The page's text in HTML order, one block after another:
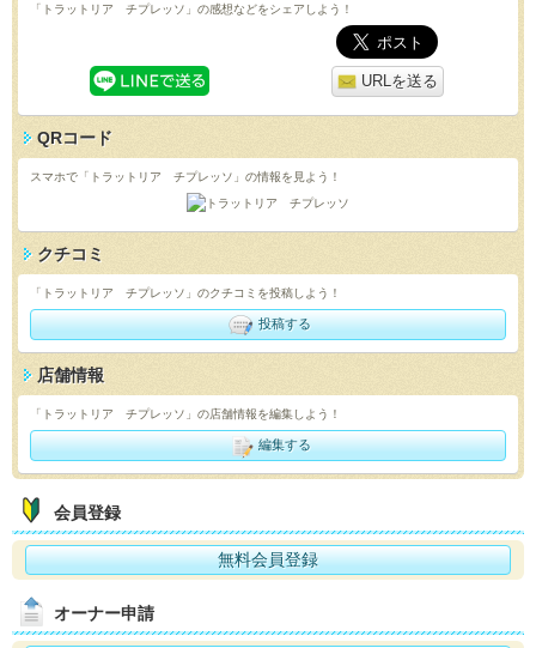
「トラットリア チプレッソ」の感想などをシェアしよう！
URLを送る
QRコード
スマホで「トラットリア チプレッソ」の情報を見よう！
クチコミ
「トラットリア チプレッソ」のクチコミを投稿しよう！
投稿する
店舗情報
「トラットリア チプレッソ」の店舗情報を編集しよう！
編集する
会員登録
無料会員登録
オーナー申請